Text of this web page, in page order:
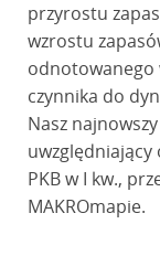
przyrostu
wzrostu
odnotowanego
czynnika do
Nasz
PKB w I kw.,
MAKROmapie.